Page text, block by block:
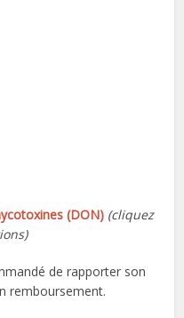
(DON) (cliquez
de rapporter son
remboursement.